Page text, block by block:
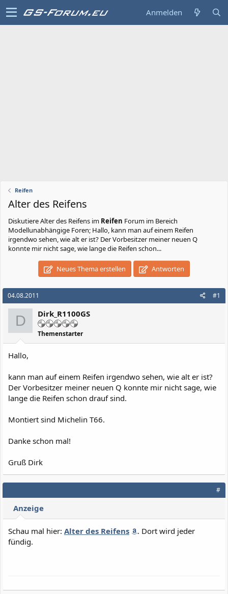
Anmelden
Reifen
Alter des Reifens
DiskutiereAlter des Reifens im Reifen Forum im Bereich
Modellunabhängige Foren; Hallo, kann man auf einem Reifen
irgendwo sehen, wie alt er ist? Der Vorbesitzer meiner neuen Q
konnte mir nicht sage, wie lange die Reifen schon...
Neues Thema erstellen Antworten
04.08.2011 #1
D Dirk_R1100GS
Themenstarter
Hallo,
kann man auf einem Reifen irgendwo sehen, wie alt er ist?
Der Vorbesitzer meiner neuen Q konnte mir nicht sage, wie
lange die Reifen schon drauf sind.
Montiert sind Michelin T66.
Danke schon mal!
Gruß Dirk
#
Anzeige
Schau mal hier: Alter des Reifens
. Dort wird jeder
fündig.